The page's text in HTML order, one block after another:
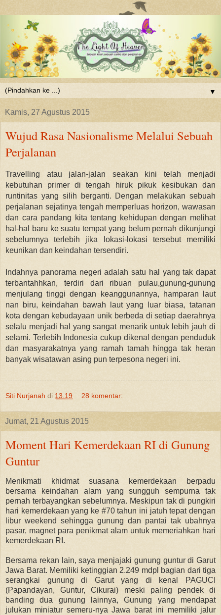
▼
Kamis, 27 Agustus 2015
Wujud Rasa Nasionalisme Melalui Sebuah
Perjalanan
Travelling atau jalan-jalan seakan kini telah menjadi
kebutuhan primer di tengah hiruk pikuk kesibukan dan
runtinitas yang silih berganti. Dengan melakukan sebuah
perjalanan sejatinya tengah memperluas horizon, wawasan
dan cara pandang kita tentang kehidupan dengan melihat
hal-hal baru ke suatu tempat yang belum pernah dikunjungi
sebelumnya terlebih jika lokasi-lokasi tersebut memiliki
keunikan dan keindahan tersendiri.
Indahnya panorama negeri adalah satu hal yang tak dapat
terbantahhkan, terdiri dari ribuan pulau,gunung-gunung
menjulang tinggi dengan keanggunannya, hamparan laut
nan biru, keindahan bawah laut yang luar biasa, tatanan
kota dengan kebudayaan unik berbeda di setiap daerahnya
selalu menjadi hal yang sangat menarik untuk lebih jauh di
selami. Terlebih Indonesia cukup dikenal dengan penduduk
dan masyarakatnya yang ramah tamah hingga tak heran
banyak wisatawan asing pun terpesona negeri ini.
Siti Nurjanah di 13.19 28 komentar:
Jumat, 21 Agustus 2015
Moment Hari Kemerdekaan RI di Gunung
Guntur
Menikmati khidmat suasana kemerdekaan berpadu
bersama keindahan alam yang sungguh sempurna tak
pernah terbayangkan sebelumnya. Meskipun tak di pungkiri
hari kemerdekaan yang ke #70 tahun ini jatuh tepat dengan
libur weekend sehingga gunung dan pantai tak ubahnya
pasar, magnet para penikmat alam untuk memeriahkan hari
kemerdekaan RI.
Bersama rekan lain, saya menjajaki gunung guntur di Garut
Jawa Barat. Memiliki ketinggian 2.249 mdpl bagian dari tiga
serangkai gunung di Garut yang di kenal PAGUCI
(Papandayan, Guntur, Cikurai) meski paling pendek di
banding dua gunung lainnya, Gunung yang mendapat
julukan miniatur semeru-nya Jawa barat ini memiliki jalur